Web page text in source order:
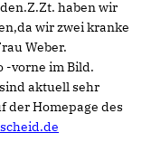
haben wir
wir zwei kranke
Weber.
-vorne im Bild.
aktuell sehr
der Homepage des